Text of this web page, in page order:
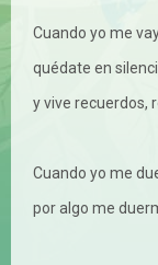
Cuando yo me
quédate en
y vive recuerdos,
Cuando yo me
por algo me